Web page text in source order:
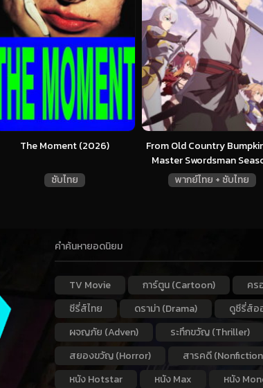
The Moment (2026)
ซับไทย
From Old Country
Master Swordsman
พากย์ไทย + ซับไทย
คำค้นหายอดนิยม
TV Movie การ์ตูน (Cartoon) คร
ซีรี่ส์ไทย
ดราม่า (Drama) ดูซีรี่ส์อ
ผจญภัย (Adven)
ระทึกขวัญ (Thriller)
สยองขวัญ (Horror)
สารคดี
หนัง Hotstar
หนัง Max หนัง